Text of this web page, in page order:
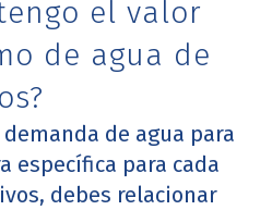
el valor
de agua de
demanda de agua para
específica para cada
debes relacionar